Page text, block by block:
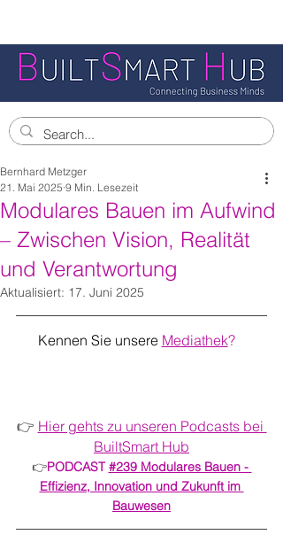
Modulares Bauen im Aufwind
– Zwischen Vision, Realität
und Verantwortung
Bernhard Metzger
21. Mai 2025 9 Min. Lesezeit
Aktualisiert: 17. Juni 2025
Kennen Sie unsere Mediathek?
👉 Hier gehts zu unseren Podcasts bei
BuiltSmart Hub
👉PODCAST #239 Modulares Bauen -
Effizienz, Innovation und Zukunft im
Bauwesen